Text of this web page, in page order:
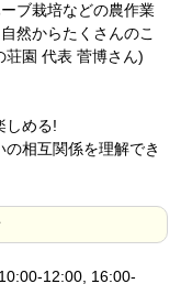
ブ栽培などの農作業
然からたくさんのこ
荘園 代表 菅博さん)
しめる!
相互関係を理解でき
12:00, 16:00-